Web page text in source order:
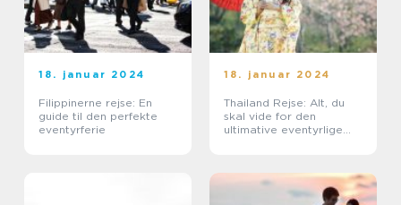
18. januar 2024
Filippinerne rejse: En
guide til den perfekte
eventyrferie
18. januar 2024
Thailand Rejse: Alt, du
skal vide for den
ultimative eventyrlige